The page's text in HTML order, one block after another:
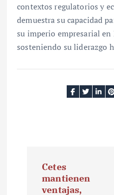
contextos regulatorios y
demuestra su capacidad
su imperio empresarial
sosteniendo su liderazgo
Cetes
mantienen
ventajas,